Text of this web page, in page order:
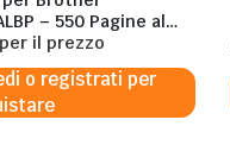
– 550 Pagine al
il prezzo
o registrati per